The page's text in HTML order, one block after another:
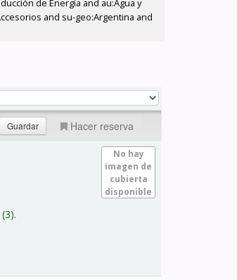
de Energía and au:Agua y
and su-geo:Argentina and
Hacer reserva
No hay
imagen de
cubierta
disponible
(3).